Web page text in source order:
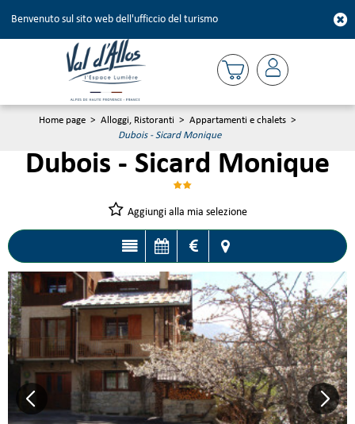
Benvenuto sul sito web dell'ufficcio del turismo
Home page > Alloggi, Ristoranti > Appartamenti e chalets >
Dubois - Sicard Monique
Dubois - Sicard Monique
Aggiungi alla mia selezione